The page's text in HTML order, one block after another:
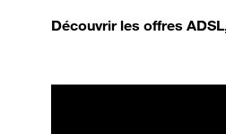
Découvrir les offres